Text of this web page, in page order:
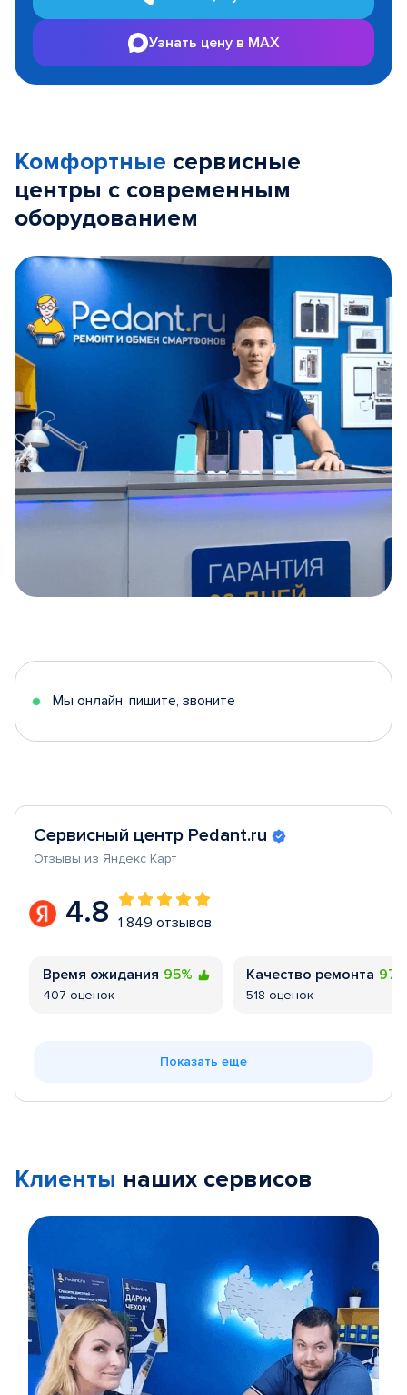
Узнать цену в MAX
Комфортные сервисные
центры с современным
оборудованием
5
Мы онлайн, пишите, звоните
Сервисный центр Pedant.ru
Отзывы из Яндекс Карт
4.8 1 849 отзывов
Время ожидания 95%
407 оценок
Качество ремонта
518 оценок
Показать еще
Клиенты наших сервисов